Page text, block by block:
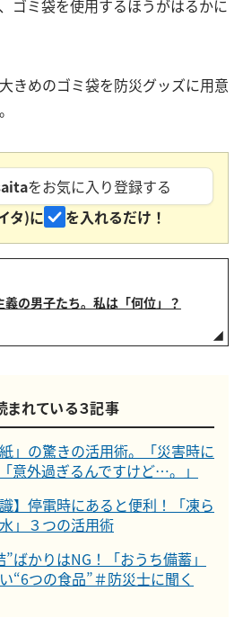
ゴミ袋を使用するほうがはるかに
きめのゴミ袋を防災グッズに用意
をお気に入り登録する
タ)に
を入れるだけ！
義の男子たち。私は「何位」？
まれている３記事
」の驚きの活用術。「災害時に
意外過ぎるんですけど…。」
】停電時にあると便利！「凍ら
」３つの活用術
ばかりはNG！「おうち備蓄」
“6つの食品”＃防災士に聞く